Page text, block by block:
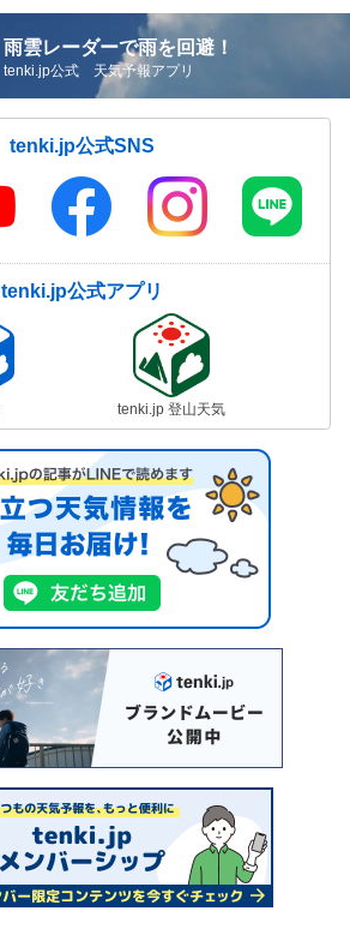
雨雲レーダーで雨を回避！
tenki.jp公式 天気予報アプリ
tenki.jp公式SNS
tenki.jp公式アプリ
tenki.jp 登山天気